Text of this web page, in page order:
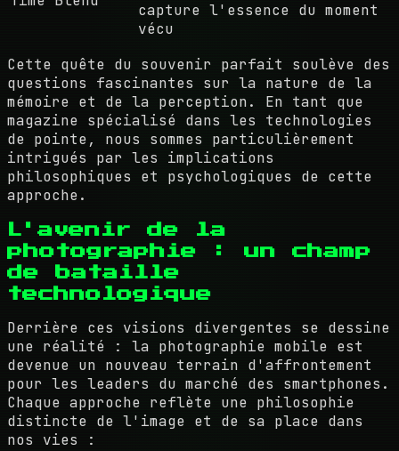
capture l'essence du moment
vécu
Cette quête du souvenir parfait soulève des
questions fascinantes sur la nature de la
mémoire et de la perception. En tant que
magazine spécialisé dans les technologies
de pointe, nous sommes particulièrement
intrigués par les implications
philosophiques et psychologiques de cette
approche.
L'avenir de la
photographie : un champ
de bataille
technologique
Derrière ces visions divergentes se dessine
une réalité : la photographie mobile est
devenue un nouveau terrain d'affrontement
pour les leaders du marché des smartphones.
Chaque approche reflète une philosophie
distincte de l'image et de sa place dans
nos vies :